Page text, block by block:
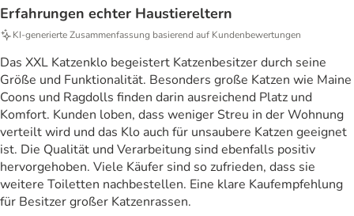
Erfahrungen echter Haustiereltern
KI‑generierte Zusammenfassung basierend auf Kundenbewertungen
Das XXL Katzenklo begeistert Katzenbesitzer durch seine
Größe und Funktionalität. Besonders große Katzen wie Maine
Coons und Ragdolls finden darin ausreichend Platz und
Komfort. Kunden loben, dass weniger Streu in der Wohnung
verteilt wird und das Klo auch für unsaubere Katzen geeignet
ist. Die Qualität und Verarbeitung sind ebenfalls positiv
hervorgehoben. Viele Käufer sind so zufrieden, dass sie
weitere Toiletten nachbestellen. Eine klare Kaufempfehlung
für Besitzer großer Katzenrassen.